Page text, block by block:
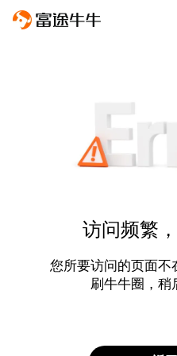
访问频繁
您所要访问的页面不
刷牛牛圈，稍